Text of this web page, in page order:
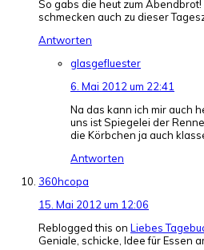
So gabs die heut zum
schmecken auch zu dieser
Antworten
glasgefluester
6. Mai 2012 um 22:41
Na das kann ich mir auch
uns ist Spiegelei der
die Körbchen ja auch
Antworten
360hcopa
15. Mai 2012 um 12:06
Reblogged this on Liebes
Geniale, schicke, Idee für Essen